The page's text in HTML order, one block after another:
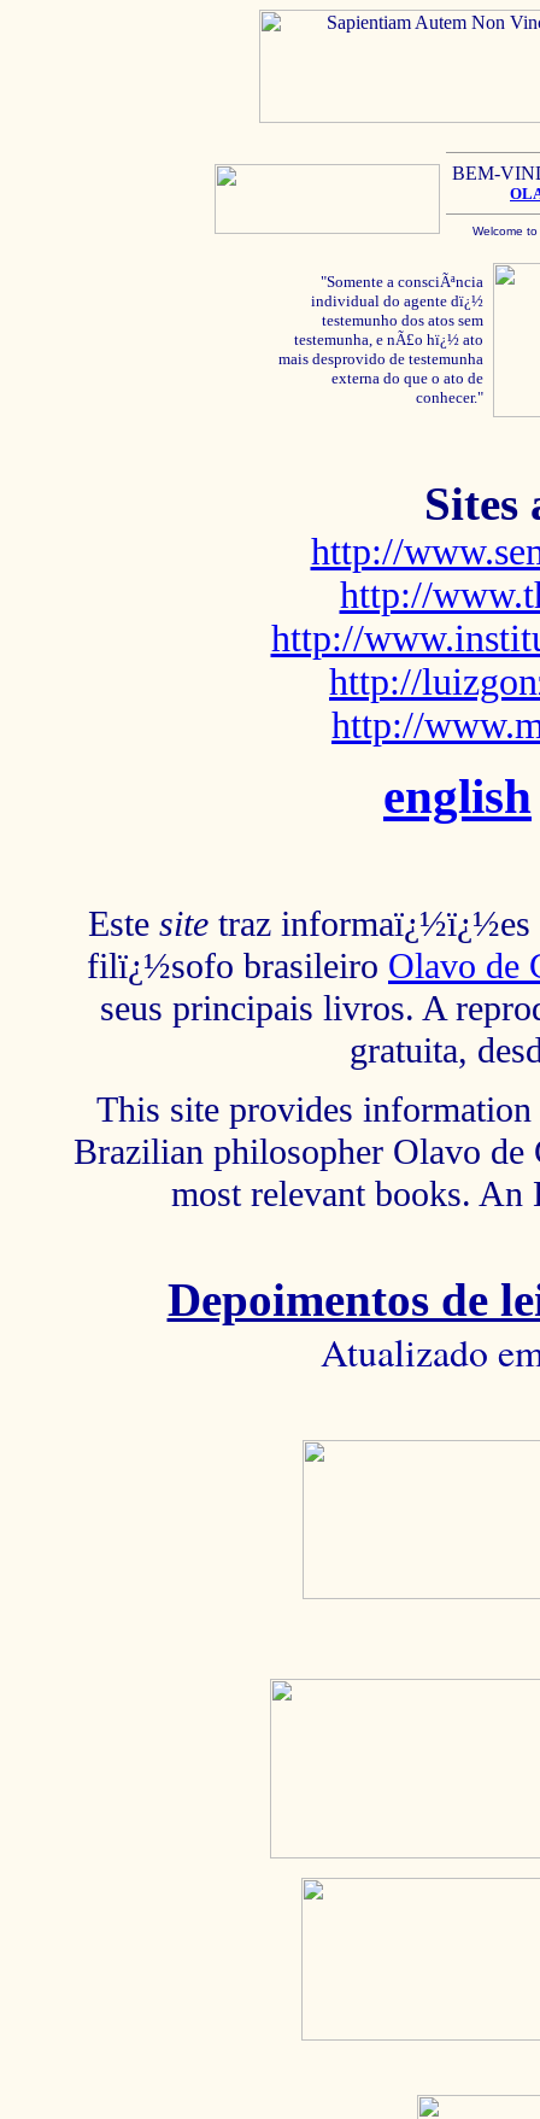
BEM-
Welcome
"Somente a consciÃªncia
individual do agente dï¿½
testemunho dos atos sem
testemunha, e nÃ£o hï¿½ ato
mais desprovido de testemunha
externa do que o ato de
conhecer."
Sites
http://
http://
http://
http://
http://
english
Este site traz informaï¿½ï¿½es
filï¿½sofo brasileiro Olavo de
seus principais livros. A
gratuita,
This site provides
Brazilian philosopher Olavo de
most relevant books.
Depoimentos de
Atualizado